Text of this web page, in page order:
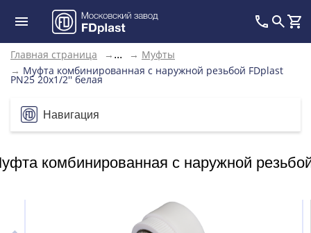
Главная страница → ... → Муфты
→ Муфта комбинированная с наружной резьбой FDplast
PN25 20х1/2'' белая
Навигация
комбинированная с наружной